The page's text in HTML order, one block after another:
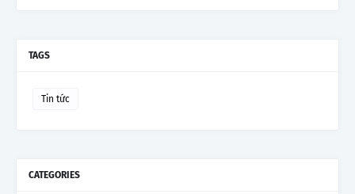
TAGS
Tin tức
CATEGORIES